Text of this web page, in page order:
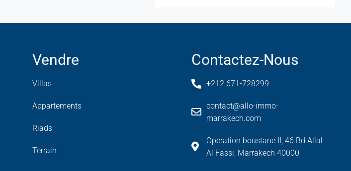
Vendre
Villas
Appartements
Riads
Terrain
Contactez-Nous
+212 671-728299
contact@allo-immo-
marrakech.com
Operation boustane II, 46 Bd Allal
Al Fassi, Marrakech 40000